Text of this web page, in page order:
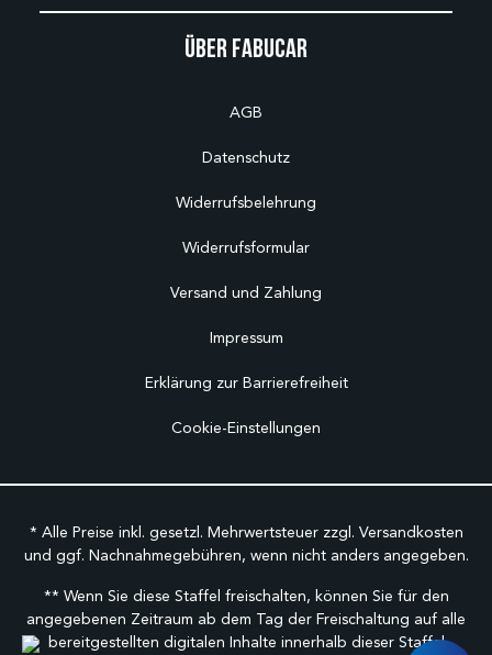
Über Fabucar
AGB
Datenschutz
Widerrufsbelehrung
Widerrufsformular
Versand und Zahlung
Impressum
Erklärung zur Barrierefreiheit
Cookie-Einstellungen
* Alle Preise inkl. gesetzl. Mehrwertsteuer zzgl. Versandkosten
und ggf. Nachnahmegebühren, wenn nicht anders angegeben.
** Wenn Sie diese Staffel freischalten, können Sie für den
angegebenen Zeitraum ab dem Tag der Freischaltung auf alle
bereitgestellten digitalen Inhalte innerhalb dieser Staffel